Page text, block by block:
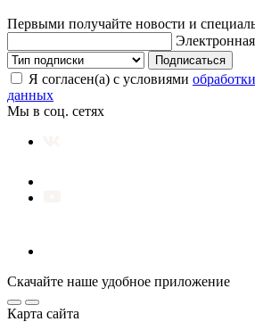
Первыми получайте новости и
Подписаться
Я согласен(а) с условиями
данных
Мы в соц. сетях
Скачайте наше удобное приложение
Карта сайта